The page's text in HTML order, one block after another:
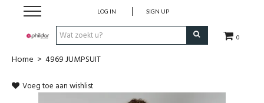
0
LOG IN SIGN UP
Home
WOL
Home > 4969 JUMPSUIT
Voeg toe aan wishlist